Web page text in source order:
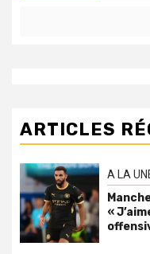
ARTICLES
A LA
«